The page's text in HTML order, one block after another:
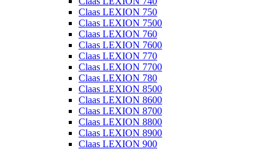
Claas LEXION 750
Claas LEXION 7500
Claas LEXION 760
Claas LEXION 7600
Claas LEXION 770
Claas LEXION 7700
Claas LEXION 780
Claas LEXION 8500
Claas LEXION 8600
Claas LEXION 8700
Claas LEXION 8800
Claas LEXION 8900
Claas LEXION 900